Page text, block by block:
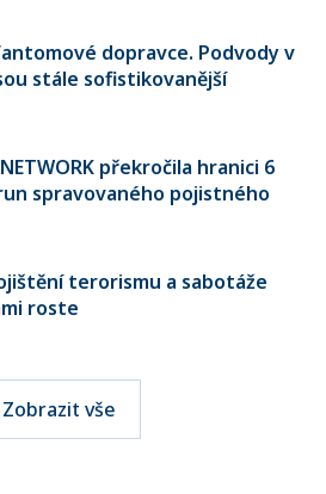
dopravce. Podvody v
stále sofistikovanější
překročila hranici 6
spravovaného pojistného
terorismu a sabotáže
roste
Zobrazit vše